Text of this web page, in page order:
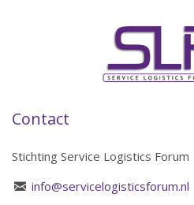
Contact
Stichting Service Logistics Forum
info@servicelogisticsforum.nl